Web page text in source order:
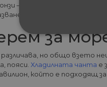
– те заемат малко
от слънцето (поне на
за
но общо взето
пояси. Хладилната чанта е
който е подходящ
СТРОГО